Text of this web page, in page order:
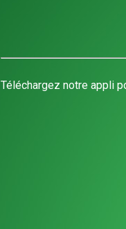
Téléchargez notre appli